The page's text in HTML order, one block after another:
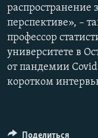
распространение
перспективе», –
профессор
университете в
от пандемии
коротком
Поделиться